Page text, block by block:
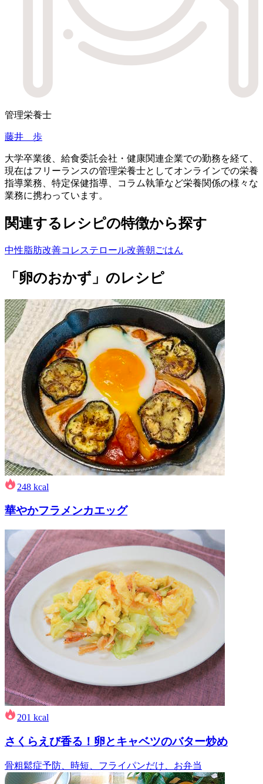
管理栄養士
藤井 歩
大学卒業後、給食委託会社・健康関連企業での勤務を経て、
現在はフリーランスの管理栄養士としてオンラインでの栄養
指導業務、特定保健指導、コラム執筆など栄養関係の様々な
業務に携わっています。
関連するレシピの特徴から探す
中性脂肪改善コレステロール改善朝ごはん
「卵のおかず」のレシピ
248 kcal
華やかフラメンカエッグ
201 kcal
さくらえび香る！卵とキャベツのバター炒め
骨粗鬆症予防、時短、フライパンだけ、お弁当